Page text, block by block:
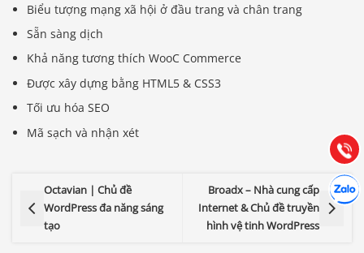
Biểu tượng mạng xã hội ở đầu trang và chân trang
Sẵn sàng dịch
Khả năng tương thích WooC Commerce
Được xây dựng bằng HTML5 & CSS3
Tối ưu hóa SEO
Mã sạch và nhận xét
Octavian | Chủ đề
WordPress đa năng sáng
tạo
Broadx – Nhà cung cấp
Internet & Chủ đề truyền
hình vệ tinh WordPress
Gọi
(028) 22.166.144
Chát
Hợp tác